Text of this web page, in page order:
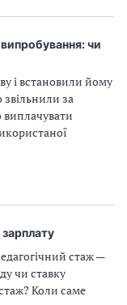
чи
і встановили йому
за
зарплату
стаж —
чи ставку
Коли саме